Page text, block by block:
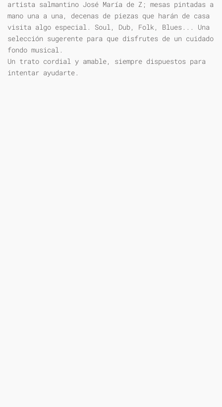
artista salmantino José María de Z; mesas pintadas a
mano una a una, decenas de piezas que harán de casa
visita algo especial. Soul, Dub, Folk, Blues... Una
selección sugerente para que disfrutes de un cuidado
fondo musical.
Un trato cordial y amable, siempre dispuestos para
intentar ayudarte.